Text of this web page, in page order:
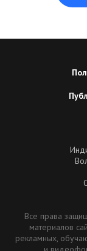
Все права
материалов
рекламных,